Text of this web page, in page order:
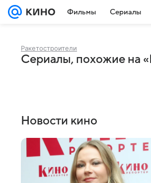
Фильмы Сериалы
Ракетостроители
Сериалы, похожие на
Новости кино